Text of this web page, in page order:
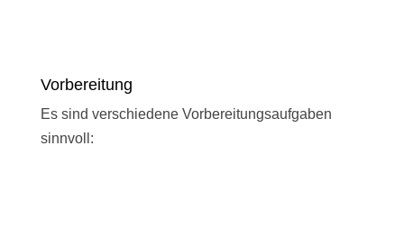
Vorbereitung
Es sind verschiedene Vorbereitungsaufgaben
sinnvoll: